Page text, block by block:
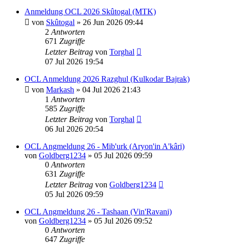
Anmeldung OCL 2026 Skûtogal (MTK)
von Skûtogal » 26 Jun 2026 09:44
2 Antworten
671 Zugriffe
Letzter Beitrag von Torghal
07 Jul 2026 19:54
OCL Anmeldung 2026 Razghul (Kulkodar Bajrak)
von Markash » 04 Jul 2026 21:43
1 Antworten
585 Zugriffe
Letzter Beitrag von Torghal
06 Jul 2026 20:54
OCL Angmeldung 26 - Mib'urk (Aryon'in A'kâri)
von Goldberg1234 » 05 Jul 2026 09:59
0 Antworten
631 Zugriffe
Letzter Beitrag von Goldberg1234
05 Jul 2026 09:59
OCL Angmeldung 26 - Tashaan (Vin'Ravani)
von Goldberg1234 » 05 Jul 2026 09:52
0 Antworten
647 Zugriffe